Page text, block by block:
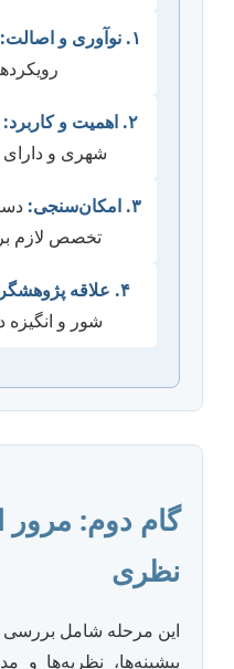
۱. نوآوری و اصالت:
۲. اهمیت و کاربرد:
شهری و دارای
۳. امکان‌سنجی:
تخصص لازم
۴. علاقه پژوهشگر:
شور و انگیزه
گام دوم: مرور
نظری
این مرحله شامل بررسی
پیشینه‌ها، نظریه‌ها